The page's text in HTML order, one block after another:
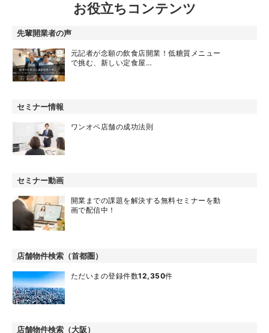
お役立ちコンテンツ
先輩開業者の声
元記者が念願の飲食店開業！低糖質メニュー
で挑む、新しい定食屋…
セミナー情報
ワンオペ店舗の成功法則
セミナー動画
開業までの課題を解決する無料セミナーを動
画で配信中！
店舗物件検索（首都圏）
ただいまの登録件数12,350件
店舗物件検索（大阪）